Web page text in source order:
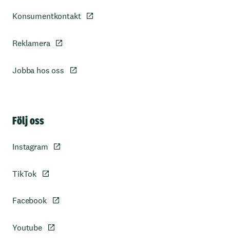
Konsumentkontakt
Reklamera
Jobba hos oss
Följ oss
Instagram
TikTok
Facebook
Youtube